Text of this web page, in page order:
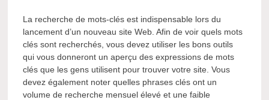
La recherche de mots-clés est indispensable lors du
lancement d’un nouveau site Web. Afin de voir quels mots
clés sont recherchés, vous devez utiliser les bons outils
qui vous donneront un aperçu des expressions de mots
clés que les gens utilisent pour trouver votre site. Vous
devez également noter quelles phrases clés ont un
volume de recherche mensuel élevé et une faible